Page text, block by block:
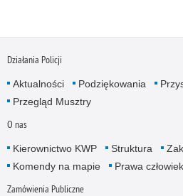
Działania Policji
Aktualności Podziękowania
Przegląd Musztry
O nas
Kierownictwo KWP Struktura
Komendy na mapie
Prawa
Zamówienia Publiczne